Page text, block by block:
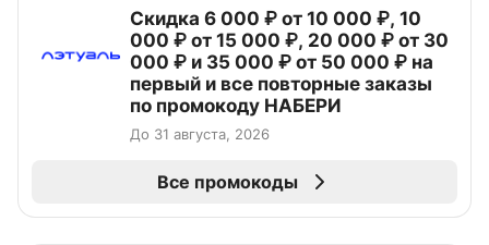
Скидка 6 000 ₽ от 10 000 ₽, 10
000 ₽ от 15 000 ₽, 20 000 ₽ от 30
000 ₽ и 35 000 ₽ от 50 000 ₽ на
первый и все повторные заказы
по промокоду НАБЕРИ
До 31 августа, 2026
Все промокоды